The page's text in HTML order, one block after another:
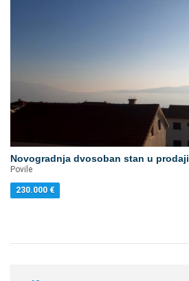
Novogradnja dvosoban stan u prodaji
Povile
230.000 €